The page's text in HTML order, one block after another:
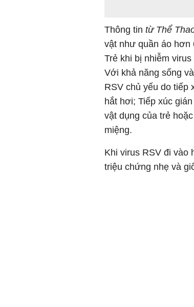
Thông tin từ Thể
vật như quần áo hơn
Trẻ khi bị nhiễm
Với khả năng sống
RSV chủ yếu do tiếp
hắt hơi; Tiếp xúc
vật dụng của trẻ
miệng.
Khi virus RSV đi vào
triệu chứng nhẹ và